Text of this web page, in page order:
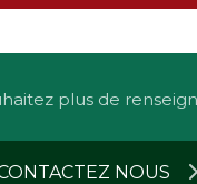
plus de
NOUS n